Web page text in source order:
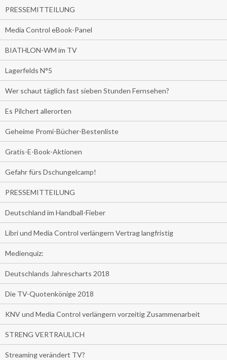
PRESSEMITTEILUNG
Media Control eBook-Panel
BIATHLON-WM im TV
Lagerfelds N°5
Wer schaut täglich fast sieben Stunden Fernsehen?
Es Pilchert allerorten
Geheime Promi-Bücher-Bestenliste
Gratis-E-Book-Aktionen
Gefahr fürs Dschungelcamp!
PRESSEMITTEILUNG
Deutschland im Handball-Fieber
Libri und Media Control verlängern Vertrag langfristig
Medienquiz:
Deutschlands Jahrescharts 2018
Die TV-Quotenkönige 2018
KNV und Media Control verlängern vorzeitig Zusammenarbeit
STRENG VERTRAULICH
Streaming verändert TV?